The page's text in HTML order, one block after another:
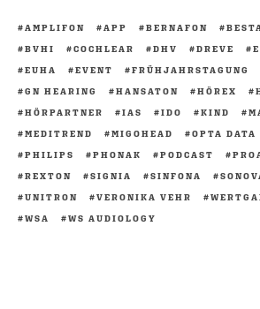
AMPLIFON APP BERNAFON
BVHI
COCHLEAR DHV DREVE
EUHA
EVENT FRÜHJAHRSTAGUNG
GN HEARING
HANSATON HÖREX
HÖRPARTNER
IAS IDO KIND
MEDITREND
MIGOHEAD OPTA DATA
PHILIPS
PHONAK PODCAST
REXTON
SIGNIA SINFONA
UNITRON
VERONIKA VEHR
WSA
WS AUDIOLOGY